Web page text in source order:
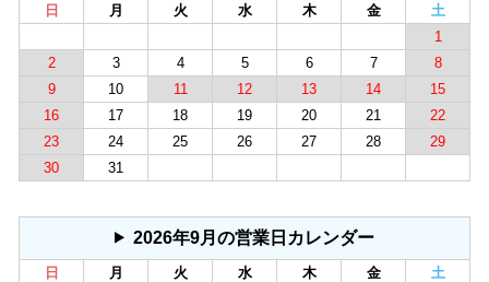
日 月 火 水 木 金
土
1
2
3 4 5 6 7
8
9
10 11 12 13 14
15
16
17 18 19 20 21
22
23
24 25 26 27 28
29
30
31
2026年9月の営業日カレンダー
日 月 火 水 木 金
土